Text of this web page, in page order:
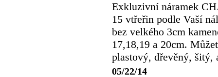
Exkluzivní náramek
15 vtřeřin podle Vaší
bez velkého 3cm
17,18,19 a 20cm.
plastový, dřevěný, šitý,
05/22/14